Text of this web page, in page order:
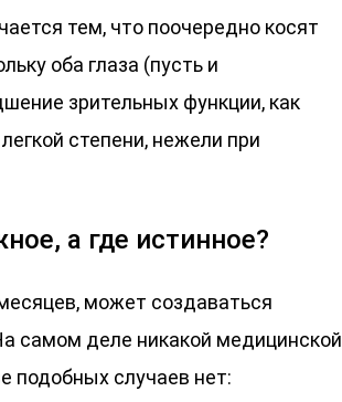
тем, что поочередно косят
оба глаза (пусть и
зрительных функции, как
степени, нежели при
а где истинное?
может создаваться
самом деле никакой медицинской
подобных случаев нет: